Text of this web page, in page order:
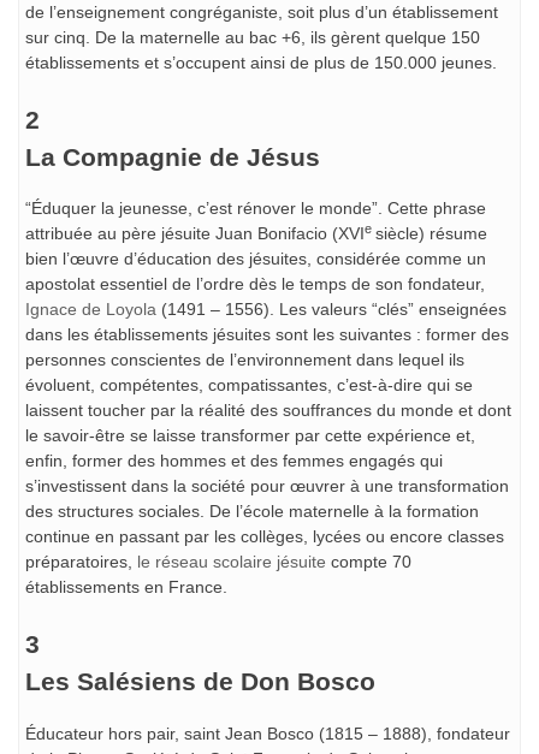
de l’enseignement congréganiste, soit plus d’un établissement
sur cinq. De la maternelle au bac +6, ils gèrent quelque 150
établissements et s’occupent ainsi de plus de 150.000 jeunes.
2
La Compagnie de Jésus
“Éduquer la jeunesse, c’est rénover le monde”. Cette phrase
attribuée au père jésuite Juan Bonifacio (XVIe siècle) résume
bien l’œuvre d’éducation des jésuites, considérée comme un
apostolat essentiel de l’ordre dès le temps de son fondateur,
Ignace de Loyola (1491 – 1556). Les valeurs “clés” enseignées
dans les établissements jésuites sont les suivantes : former des
personnes conscientes de l’environnement dans lequel ils
évoluent, compétentes, compatissantes, c’est-à-dire qui se
laissent toucher par la réalité des souffrances du monde et dont
le savoir-être se laisse transformer par cette expérience et,
enfin, former des hommes et des femmes engagés qui
s’investissent dans la société pour œuvrer à une transformation
des structures sociales. De l’école maternelle à la formation
continue en passant par les collèges, lycées ou encore classes
préparatoires, le réseau scolaire jésuite compte 70
établissements en France.
3
Les Salésiens de Don Bosco
Éducateur hors pair, saint Jean Bosco (1815 – 1888), fondateur